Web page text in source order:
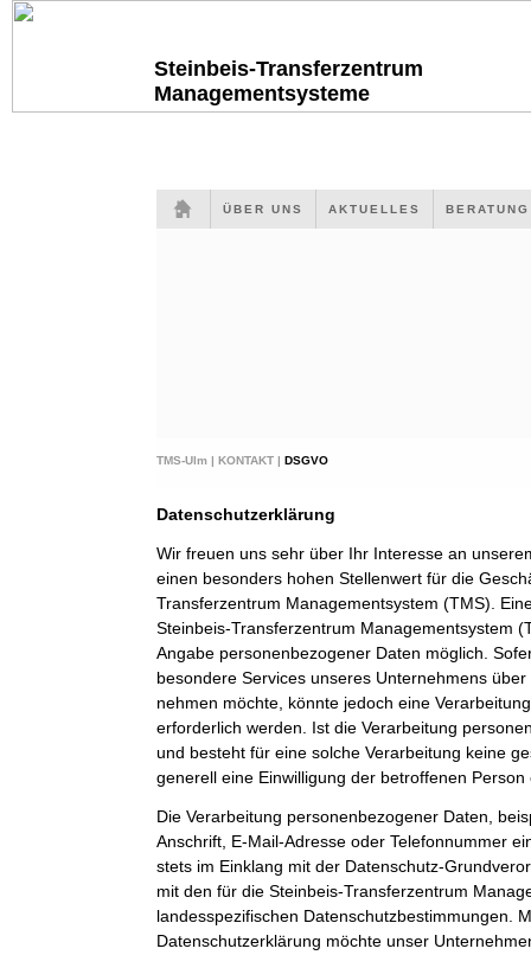
Steinbeis-Transferzentrum
Managementsysteme
ÜBER UNS AKTUELLES
TMS-Ulm | KONTAKT | DSGVO
Datenschutzerklärung
Wir freuen uns sehr über Ihr Interesse an
einen besonders hohen Stellenwert für die
Transferzentrum Managementsystem (TMS).
Steinbeis-Transferzentrum Managementsystem
Angabe personenbezogener Daten möglich.
besondere Services unseres Unternehmens
nehmen möchte, könnte jedoch eine
erforderlich werden. Ist die Verarbeitung
und besteht für eine solche Verarbeitung keine
generell eine Einwilligung der betroffenen Person
Die Verarbeitung personenbezogener Daten,
Anschrift, E-Mail-Adresse oder Telefonnummer
stets im Einklang mit der Datenschutz-
mit den für die Steinbeis-Transferzentrum
landesspezifischen Datenschutzbestimmungen.
Datenschutzerklärung möchte unser